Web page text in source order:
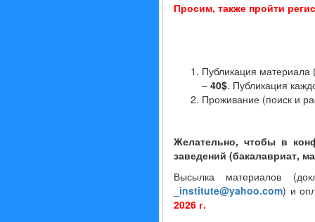
Просим, также пройти
Публикация
– 40$. Публикация
Проживание (поиск и
Желательно, чтобы в
заведений (бакалавриат,
Высылка материалов
institute@yahoo.com) и
2026 г.